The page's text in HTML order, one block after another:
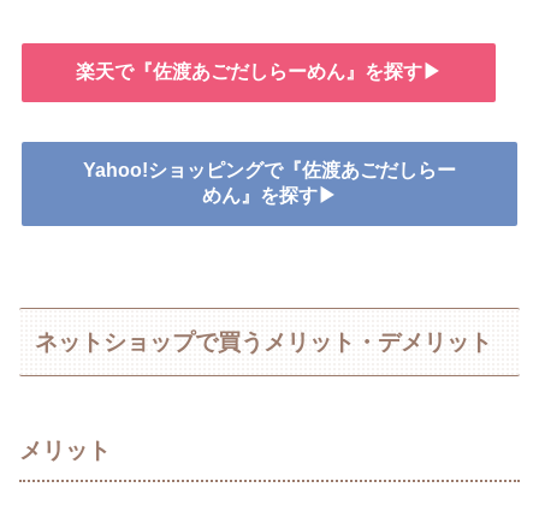
楽天で『佐渡あごだしらーめん』を探す▶
Yahoo!ショッピングで『佐渡あごだしらー
めん』を探す▶
ネットショップで買うメリット・デメリット
メリット